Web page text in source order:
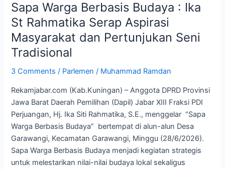
Sapa Warga Berbasis Budaya : Ika
St Rahmatika Serap Aspirasi
Masyarakat dan Pertunjukan Seni
Tradisional
3 Comments / Parlemen / Muhammad Ramdan
Rekamjabar.com (Kab.Kuningan) – Anggota DPRD Provinsi
Jawa Barat Daerah Pemilihan (Dapil) Jabar XIII Fraksi PDI
Perjuangan, Hj. Ika Siti Rahmatika, S.E., menggelar “Sapa
Warga Berbasis Budaya” bertempat di alun-alun Desa
Garawangi, Kecamatan Garawangi, Minggu (28/6/2026).
Sapa Warga Berbasis Budaya menjadi kegiatan strategis
untuk melestarikan nilai-nilai budaya lokal sekaligus
Berbasis
Budaya
:
Ika
St
Rahmatika
Aspirasi
Masyarakat
dan
Pertunjukan
Seni
Tradisional